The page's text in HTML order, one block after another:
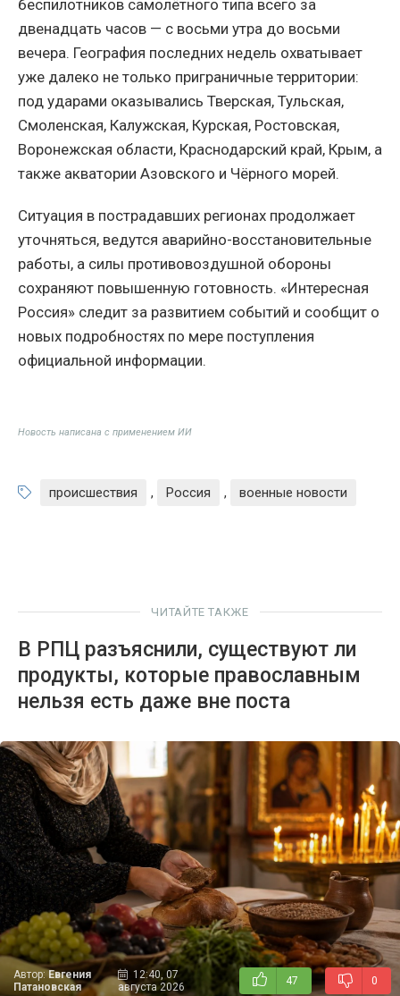
беспилотников самолётного типа всего за
двенадцать часов — с восьми утра до восьми
вечера. География последних недель охватывает
уже далеко не только приграничные территории:
под ударами оказывались Тверская, Тульская,
Смоленская, Калужская, Курская, Ростовская,
Воронежская области, Краснодарский край, Крым, а
также акватории Азовского и Чёрного морей.
Ситуация в пострадавших регионах продолжает
уточняться, ведутся аварийно-восстановительные
работы, а силы противовоздушной обороны
сохраняют повышенную готовность. «Интересная
Россия» следит за развитием событий и сообщит о
новых подробностях по мере поступления
официальной информации.
Новость написана с применением ИИ
происшествия , Россия , военные новости
ЧИТАЙТЕ ТАКЖЕ
В РПЦ разъяснили, существуют ли
продукты, которые православным
нельзя есть даже вне поста
Автор: Евгения
Патановская
12:40, 07
августа 2026
47 0